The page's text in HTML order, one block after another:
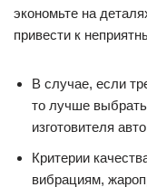
экономьте на
привести к
В случае, если
то лучше
изготовителя
Критерии
вибрациям,